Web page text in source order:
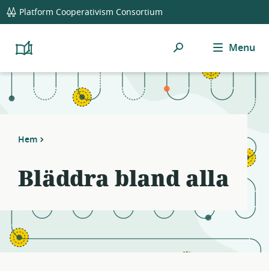
global
navigation
Platform Cooperativism Consortium
Platform
Resource
Sök Menu
Hem
Bläddra bland alla
Notifications
21
filters
Resource